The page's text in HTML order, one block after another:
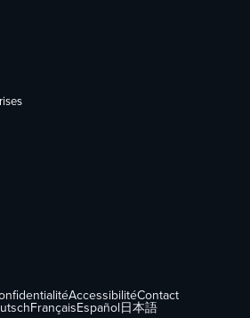
AccessibilitéContact
Français Español 日本語